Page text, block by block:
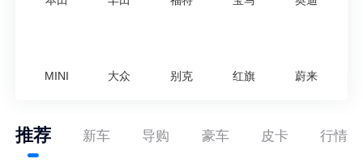
MINI 大众 别克 红旗 蔚来
推荐 新车 导购 豪车 皮卡 行情